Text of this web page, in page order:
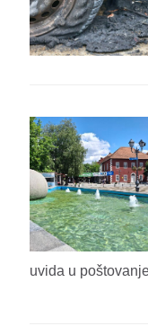
uvida u